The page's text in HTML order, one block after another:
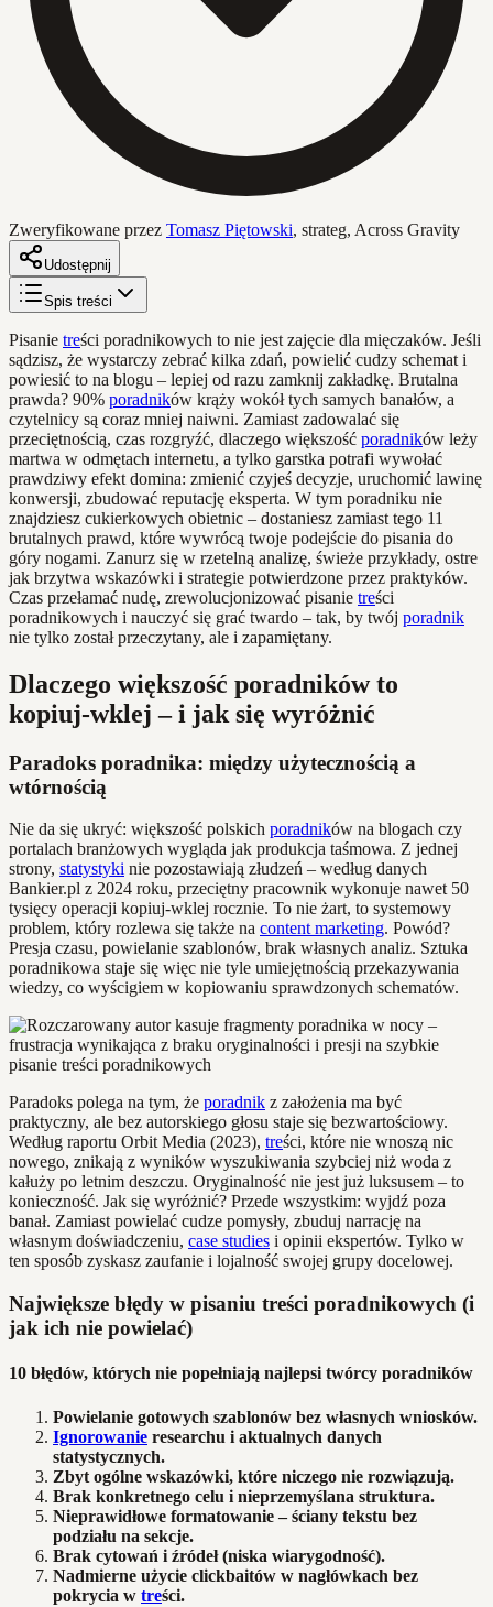
Zweryfikowane przez Tomasz Piętowski, strateg, Across Gravity
Udostępnij
Spis treści
Pisanie treści poradnikowych to nie jest zajęcie dla mięczaków. Jeśli
sądzisz, że wystarczy zebrać kilka zdań, powielić cudzy schemat i
powiesić to na blogu – lepiej od razu zamknij zakładkę. Brutalna
prawda? 90% poradników krąży wokół tych samych banałów, a
czytelnicy są coraz mniej naiwni. Zamiast zadowalać się
przeciętnością, czas rozgryźć, dlaczego większość poradników leży
martwa w odmętach internetu, a tylko garstka potrafi wywołać
prawdziwy efekt domina: zmienić czyjeś decyzje, uruchomić lawinę
konwersji, zbudować reputację eksperta. W tym poradniku nie
znajdziesz cukierkowych obietnic – dostaniesz zamiast tego 11
brutalnych prawd, które wywrócą twoje podejście do pisania do
góry nogami. Zanurz się w rzetelną analizę, świeże przykłady, ostre
jak brzytwa wskazówki i strategie potwierdzone przez praktyków.
Czas przełamać nudę, zrewolucjonizować pisanie treści
poradnikowych i nauczyć się grać twardo – tak, by twój poradnik
nie tylko został przeczytany, ale i zapamiętany.
Dlaczego większość poradników to
kopiuj-wklej – i jak się wyróżnić
Paradoks poradnika: między użytecznością a
wtórnością
Nie da się ukryć: większość polskich poradników na blogach czy
portalach branżowych wygląda jak produkcja taśmowa. Z jednej
strony, statystyki nie pozostawiają złudzeń – według danych
Bankier.pl z 2024 roku, przeciętny pracownik wykonuje nawet 50
tysięcy operacji kopiuj-wklej rocznie. To nie żart, to systemowy
problem, który rozlewa się także na content marketing. Powód?
Presja czasu, powielanie szablonów, brak własnych analiz. Sztuka
poradnikowa staje się więc nie tyle umiejętnością przekazywania
wiedzy, co wyścigiem w kopiowaniu sprawdzonych schematów.
Paradoks polega na tym, że poradnik z założenia ma być
praktyczny, ale bez autorskiego głosu staje się bezwartościowy.
Według raportu Orbit Media (2023), treści, które nie wnoszą nic
nowego, znikają z wyników wyszukiwania szybciej niż woda z
kałuży po letnim deszczu. Oryginalność nie jest już luksusem – to
konieczność. Jak się wyróżnić? Przede wszystkim: wyjdź poza
banał. Zamiast powielać cudze pomysły, zbuduj narrację na
własnym doświadczeniu, case studies i opinii ekspertów. Tylko w
ten sposób zyskasz zaufanie i lojalność swojej grupy docelowej.
Największe błędy w pisaniu treści poradnikowych (i
jak ich nie powielać)
10 błędów, których nie popełniają najlepsi twórcy poradników
Powielanie gotowych szablonów bez własnych wniosków.
Ignorowanie researchu i aktualnych danych
statystycznych.
Zbyt ogólne wskazówki, które niczego nie rozwiązują.
Brak konkretnego celu i nieprzemyślana struktura.
Nieprawidłowe formatowanie – ściany tekstu bez
podziału na sekcje.
Brak cytowań i źródeł (niska wiarygodność).
Nadmierne użycie clickbaitów w nagłówkach bez
pokrycia w treści.